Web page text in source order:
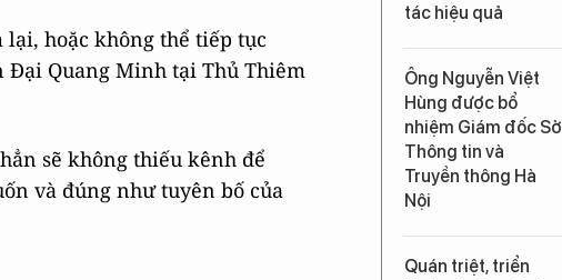
lại, hoặc không thể tiếp tục
Đại Quang Minh tại Thủ Thiêm
sẽ không thiếu kênh để
và đúng như tuyên bố của
tác hiệu quả
Ông Nguyễn Việt
Hùng được bổ
nhiệm Giám đốc Sở
Thông tin và
Truyền thông Hà
Nội
Quán triệt, triển